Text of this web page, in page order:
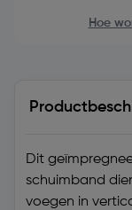
Hoe
Dit
schuimband
voegen in